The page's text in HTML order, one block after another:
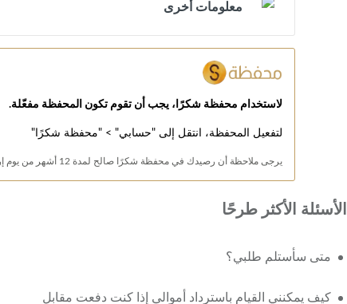
معلومات أخرى
لاستخدام محفظة شكرًا، يجب أن تقوم تكون المحفظة مفعّلة.
لتفعيل المحفظة، انتقل إلى "حسابي" > "محفظة شكرًا"
يرجى ملاحظة أن رصيدك في محفظة شكرًا صالح لمدة 12 أشهر من يوم إرجاع الرصيد.
الأسئلة الأكثر طرحًا
متى سأستلم طلبي؟
كيف يمكنني القيام باسترداد أموالي إذا كنت دفعت مقابل